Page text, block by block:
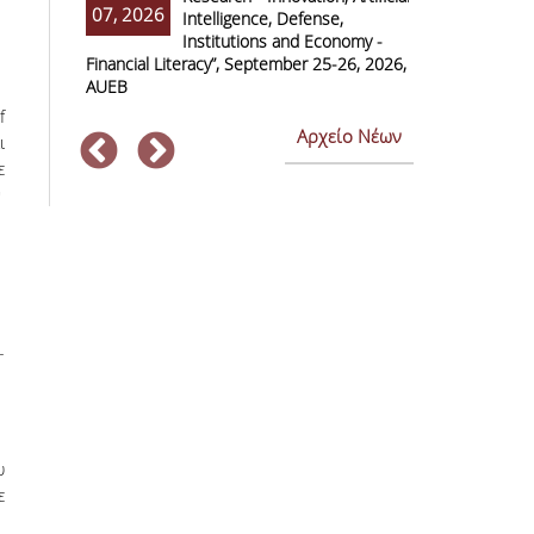
07, 2026
Intelligence, Defense,
Institutions and Economy -
Financial Literacy”, September 25-26, 2026,
AUEB
Αρχείο Νέων